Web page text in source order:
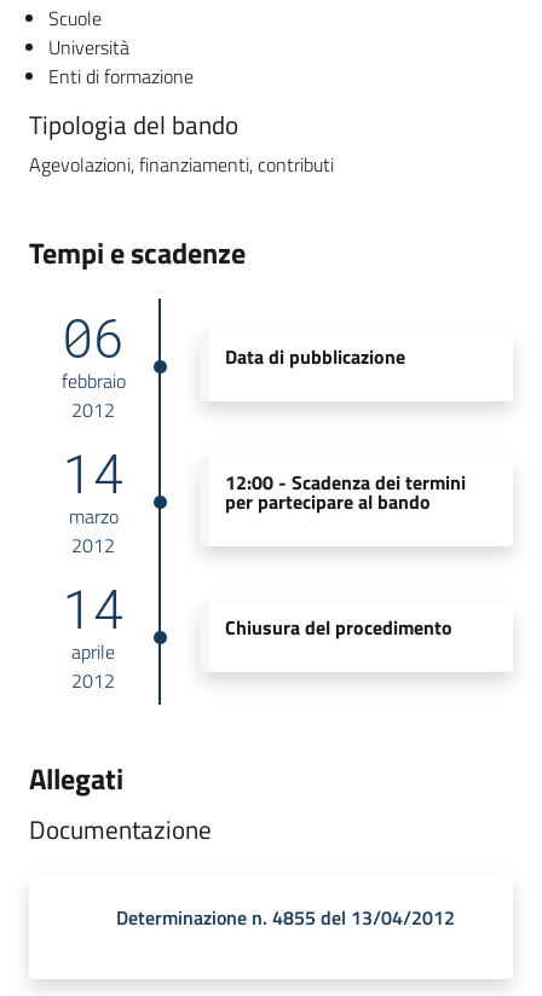
Scuole
Università
Enti di formazione
Tipologia del bando
Agevolazioni, finanziamenti, contributi
Tempi e scadenze
06
febbraio
2012
Data di pubblicazione
14
marzo
2012
12:00 - Scadenza dei termini
per partecipare al bando
14
aprile
2012
Chiusura del procedimento
Allegati
Documentazione
Determinazione n. 4855 del 13/04/2012